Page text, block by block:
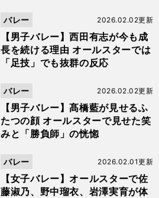
【男子バレー】西田有志が今も成
長を続ける理由 オールスターでは
「足技」でも抜群の反応
2026.02.02更新
バレー
【男子バレー】髙橋藍が見せるふ
たつの顔 オールスターで見せた笑
みと「勝負師」の恍惚
2026.02.02更新
バレー
【女子バレー】オールスターで佐
藤淑乃、野中瑠衣、岩澤実育が体
2026.02.01更新
バレー